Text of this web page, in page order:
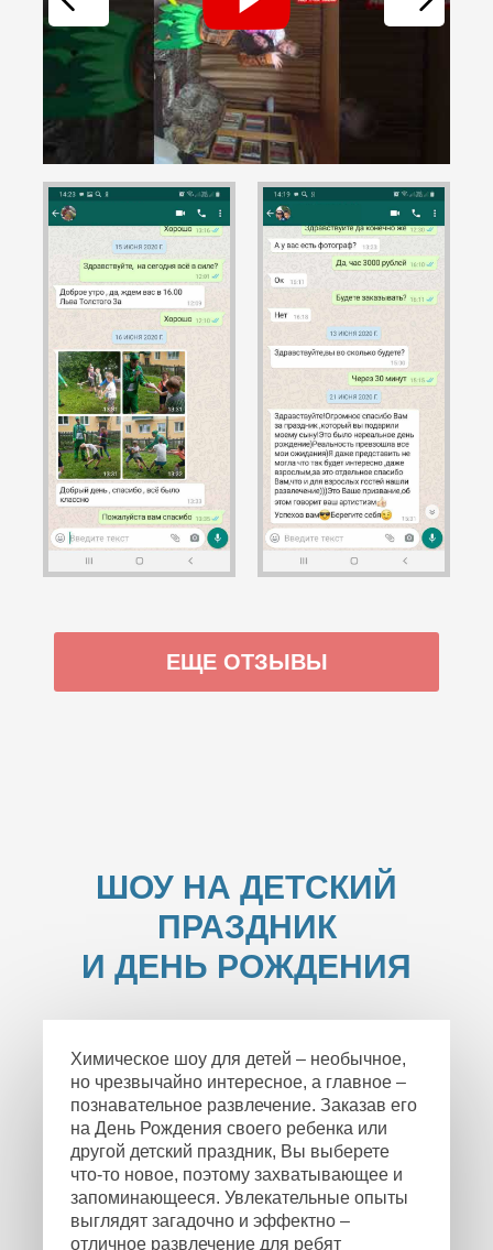
ЕЩЕ ОТЗЫВЫ
ШОУ НА ДЕТСКИЙ
ПРАЗДНИК
И ДЕНЬ РОЖДЕНИЯ
Химическое шоу для детей – необычное,
но чрезвычайно интересное, а главное –
познавательное развлечение. Заказав его
на День Рождения своего ребенка или
другой детский праздник, Вы выберете
что-то новое, поэтому захватывающее и
запоминающееся. Увлекательные опыты
выглядят загадочно и эффектно –
отличное развлечение для ребят